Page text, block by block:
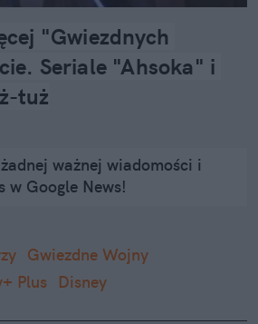
"Gwiezdnych
Seriale "Ahsoka" i
tuż
ważnej wiadomości i
w Google News!
Gwiezdne Wojny
Plus Disney